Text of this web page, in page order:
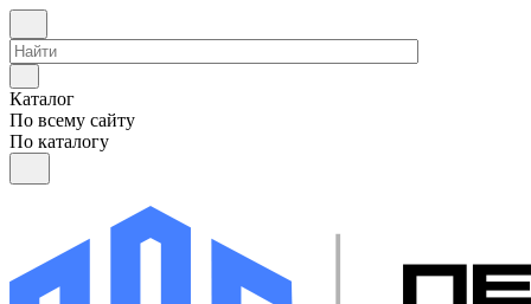
Каталог
По всему сайту
По каталогу